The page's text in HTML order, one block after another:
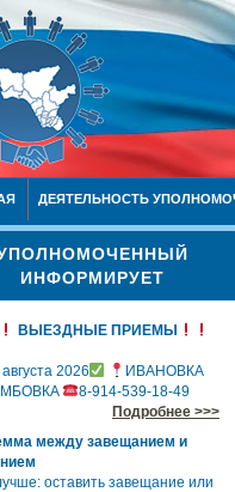
ДЕЯТЕЛЬНОСТЬ
ИНФОРМИРУЕТ
ВЫЕЗДНЫЕ ПРИЕМЫ
2026
ИВАНОВКА
8-914-539-18-49
Подробнее >>>
между завещанием и
оставить завещание или